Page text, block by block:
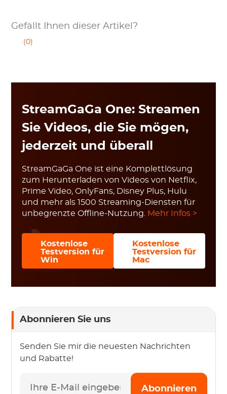
Gefällt Ihnen dieser Artikel?
(0)
StreamGaGa One: Streamen
Sie Videos, die Sie mögen,
jederzeit und überall
StreamGaGa One ist eine Komplettlösung
zum Herunterladen von Videos von Netflix,
Prime Video, OnlyFans, Disney Plus, Hulu
und mehr als 1500 Streaming-Diensten für
unbegrenzte Offline-Nutzung.
Mehr Infos >
Kostenlose
Testversion für
Win
Kostenlose
Testversion für
Mac
Abonnieren Sie uns
Senden Sie mir die neuesten Nachrichten
und Rabatte!
Abonnieren